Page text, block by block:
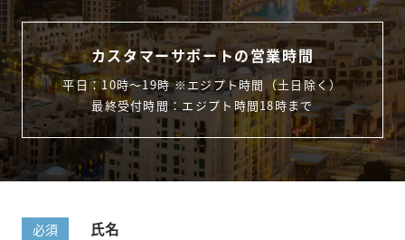
カスタマーサポートの営業時間
平日：10時〜19時 ※エジプト時間（土日除く）
最終受付時間：エジプト時間18時まで
必須 氏名